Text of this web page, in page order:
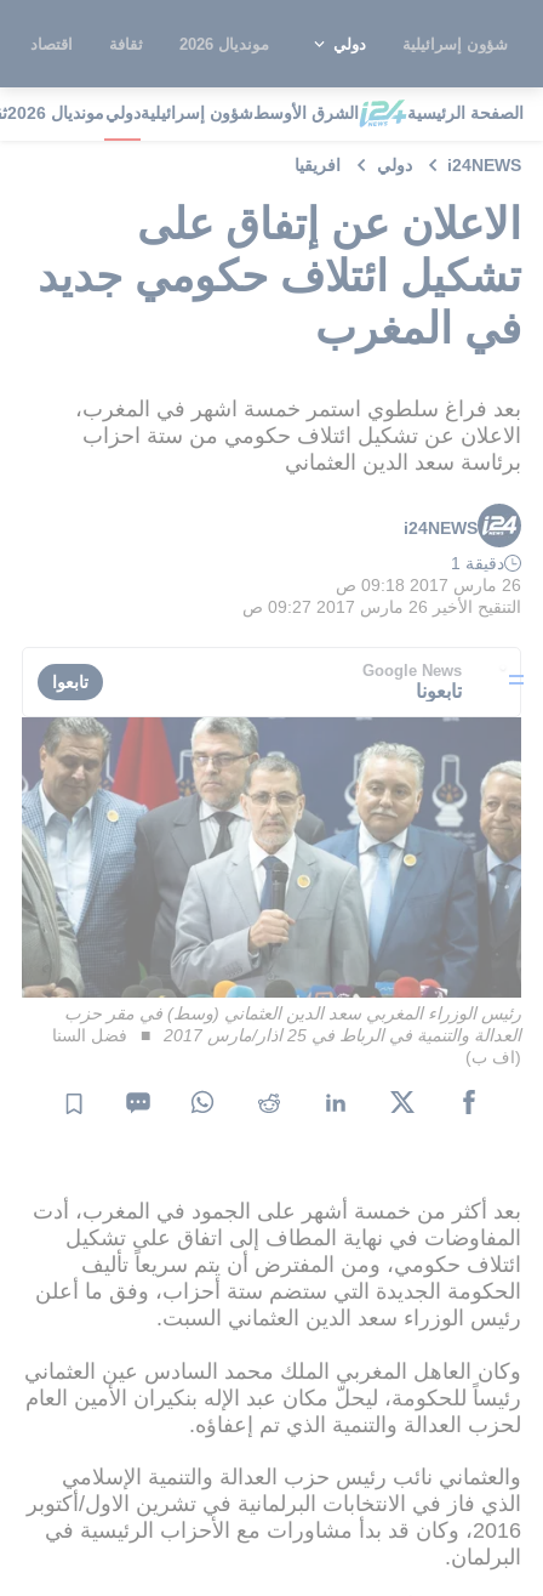
شؤون إسرائيلية دولي مونديال 2026 ثقافة اقتصاد
الصفحة الرئيسية الشرق الأوسطشؤون إسرائيليةدوليمونديال 2026
i24NEWS دولي افريقيا
الاعلان عن إتفاق على
تشكيل ائتلاف حكومي جديد
في المغرب
بعد فراغ سلطوي استمر خمسة اشهر في المغرب،
الاعلان عن تشكيل ائتلاف حكومي من ستة احزاب
برئاسة سعد الدين العثماني
i24NEWS
دقيقة 1
26 مارس 2017 09:18 ص
التنقيح الأخير 26 مارس 2017 09:27 ص
Google News
تابعونا تابعوا
رئيس الوزراء المغربي سعد الدين العثماني (وسط) في مقر حزب
العدالة والتنمية في الرباط في 25 اذار/مارس 2017
فضل السنا
(اف ب)
بعد أكثر من خمسة أشهر على الجمود في المغرب، أدت
المفاوضات في نهاية المطاف إلى اتفاق على تشكيل
ائتلاف حكومي، ومن المفترض أن يتم سريعاً تأليف
الحكومة الجديدة التي ستضم ستة أحزاب، وفق ما أعلن
رئيس الوزراء سعد الدين العثماني السبت.
وكان العاهل المغربي الملك محمد السادس عين العثماني
رئيساً للحكومة، ليحلّ مكان عبد الإله بنكيران الأمين العام
لحزب العدالة والتنمية الذي تم إعفاؤه.
والعثماني نائب رئيس حزب العدالة والتنمية الإسلامي
الذي فاز في الانتخابات البرلمانية في تشرين الاول/أكتوبر
2016، وكان قد بدأ مشاورات مع الأحزاب الرئيسية في
البرلمان.